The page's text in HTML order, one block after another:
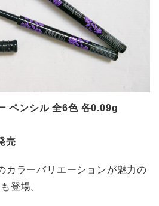
ペンシル 全6色 各0.09g
売
カラーバリエーションが魅力の
登場。